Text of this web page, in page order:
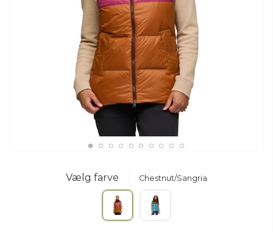
Vælg farve Chestnut/Sangria